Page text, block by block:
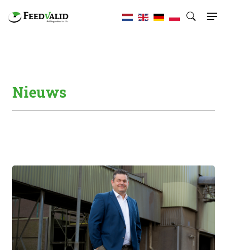
Nieuws